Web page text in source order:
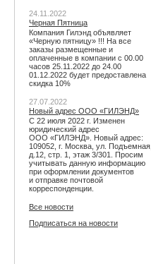
24.11.2022
Черная Пятница
Компания Гилэнд объявляет
«Черную пятницу» !!! На все
заказы размещенные и
оплаченные в компании с 00.00
часов 25.11.2022 до 24.00
01.12.2022 будет предоставлена
скидка 10%
27.07.2022
Новый адрес ООО «ГИЛЭНД»
С 22 июля 2022 г. Изменен
юридический адрес
ООО «ГИЛЭНД». Новый адрес:
109052, г. Москва, ул. Подъемная,
д.12, стр. 1, этаж 3/301. Просим
учитывать данную информацию
при оформлении документов
и отправке почтовой
корреспонденции.
Все новости
Подписаться на новости